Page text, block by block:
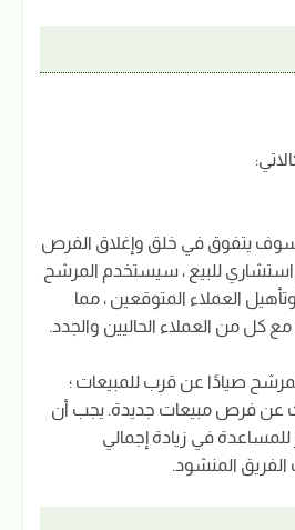
يتفوق في خلق وإغلاق الفرص
استشاري للبيع ، سيستخدم المرشح
العملاء المتوقعين ، مما
كل من العملاء الحاليين والجدد.
صيادًا عن قرب للمبيعات ؛
عن فرص مبيعات جديدة. يجب أن
في زيادة إجمالي
المنشود.